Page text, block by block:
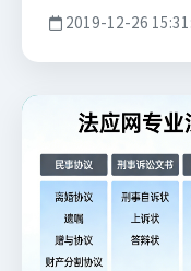
2019-12-26